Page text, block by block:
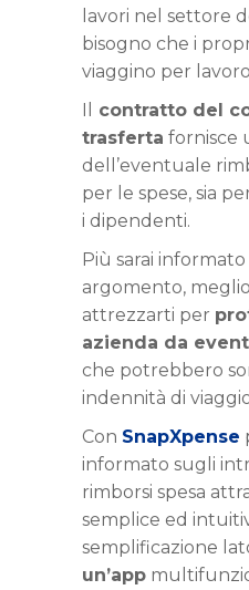
lavori nel settore
bisogno che i
viaggino per
Il
contratto del
trasferta fornisce
dell’eventuale
per le spese, sia
i dipendenti.
Più sarai
argomento,
attrezzarti per
azienda da
che potrebbero
indennità di
Con SnapXpense
informato sugli
rimborsi spesa
semplice ed
semplificazione
un’app